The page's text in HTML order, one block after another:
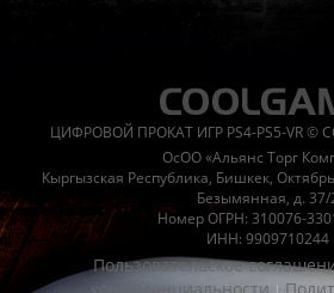
Часто спрашивают
Работает ли русский язык? Если
Что если игра не запускается?
Есть ли поддержка после покупки?
ЦИФРОВОЙ ПРОКАТ ИГР PS4-PS5-VR ©
ОсОО «Альянс Торг
Кыргызская Республика, Бишкек,
Безымянная, д. 37/
Номер ОГРН: 310076-
ИНН: 9909710244
Пользовательское
конфиденциальности